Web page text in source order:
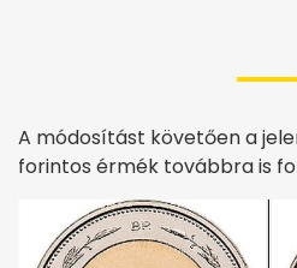
A módosítást követően a
forintos érmék továbbra is